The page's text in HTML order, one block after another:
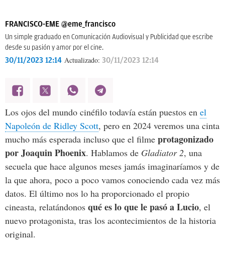
FRANCISCO-EME @eme_francisco
Un simple graduado en Comunicación Audiovisual y Publicidad que escribe
desde su pasión y amor por el cine.
30/11/2023 12:14 Actualizado: 30/11/2023 12:14
Los ojos del mundo cinéfilo todavía están puestos en el
Napoleón de Ridley Scott, pero en 2024 veremos una cinta
mucho más esperada incluso que el filme protagonizado
por Joaquin Phoenix. Hablamos de Gladiator 2, una
secuela que hace algunos meses jamás imaginaríamos y de
la que ahora, poco a poco vamos conociendo cada vez más
datos. El último nos lo ha proporcionado el propio
cineasta, relatándonos qué es lo que le pasó a Lucio, el
nuevo protagonista, tras los acontecimientos de la historia
original.